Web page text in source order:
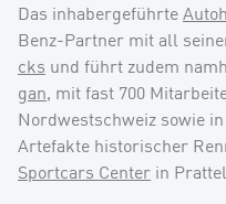
Das inhabergeführte
Benz-Partner mit all
cks und führt zudem
gan, mit fast 700
Nordwestschweiz sowie
Artefakte historischer
Sportcars Center in